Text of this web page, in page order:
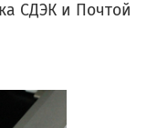
СДЭК и Почтой